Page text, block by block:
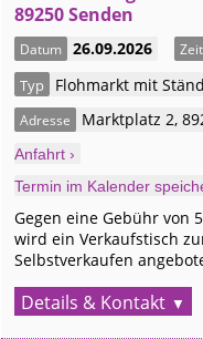
89250 Senden
Datum 26.09.2026 Zeit
Typ Flohmarkt mit
Adresse Marktplatz 2,
Anfahrt ›
Termin im Kalender
Gegen eine Gebühr von
wird ein Verkaufstisch
Selbstverkaufen
Details & Kontakt